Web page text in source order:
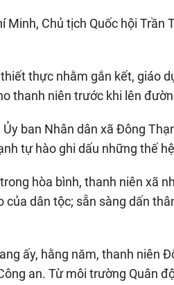
Minh, Chủ tịch Quốc hội
thực nhằm gắn kết, giáo
thanh niên trước khi lên
ban Nhân dân xã Đông
tự hào ghi dấu những thế
hòa bình, thanh niên xã
của dân tộc; sẵn sàng dấn
ấy, hằng năm, thanh niên
an. Từ môi trường Quân